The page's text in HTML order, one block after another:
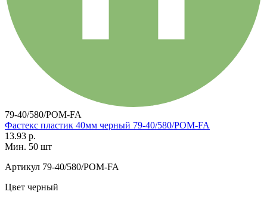
79-40/580/POM-FA
Фастекс пластик 40мм черный 79-40/580/POM-FA
13.93 р.
Мин. 50 шт
Артикул 79-40/580/POM-FA
Цвет черный